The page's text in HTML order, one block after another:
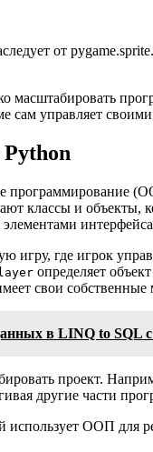
от
масштабировать
управляет
программирование
классы и объекты,
игру, где игрок
определяет
свои
в LINQ to SQL
проект.
другие части
использует ООП для